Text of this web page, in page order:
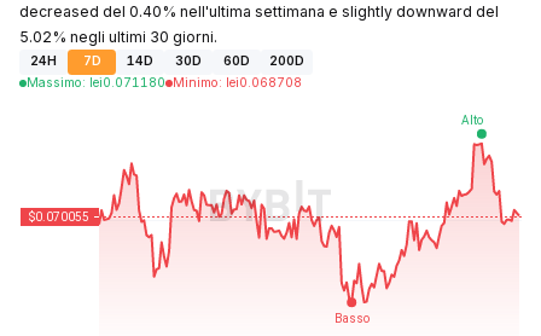
decreased del 0.40% nell'ultima settimana e slightly downward del
5.02% negli ultimi 30 giorni.
24H 7D 14D 30D 60D
200D
Massimo: lei0.071180 Minimo: lei0.068708